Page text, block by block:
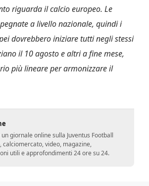
riguarda il calcio europeo. Le
a livello nazionale, quindi i
dovrebbero iniziare tutti negli stessi
il 10 agosto e altri a fine mese,
più lineare per armonizzare il
un giornale online sulla Juventus Football
calciomercato, video, magazine,
utili e approfondimenti 24 ore su 24.